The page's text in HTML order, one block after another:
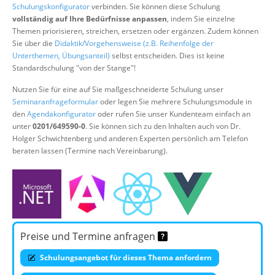
Schulungskonfiguratorverbinden. Sie können diese Schulung
vollständig auf Ihre Bedürfnisse anpassen, indem Sie einzelne
Themen priorisieren, streichen, ersetzen oder ergänzen. Zudem können
Sie über die Didaktik/Vorgehensweise (z.B. Reihenfolge der
Unterthemen, Übungsanteil) selbst entscheiden. Dies ist keine
Standardschulung "von der Stange"!
Nutzen Sie für eine auf Sie maßgeschneiderte Schulung unser
Seminaranfrageformularoder legen Sie mehrere Schulungsmodule in
denAgendakonfiguratoroder rufen Sie unser Kundenteam einfach an
unter0201/649590-0. Sie können sich zu den Inhalten auch von Dr.
Holger Schwichtenberg und anderen Experten persönlich am Telefon
beraten lassen (Termine nach Vereinbarung).
Preise und Termine anfragen
Schulungsangebot für dieses Thema anfordern